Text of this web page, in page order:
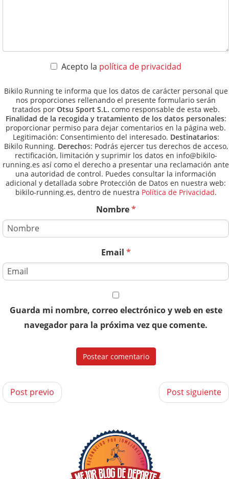
Acepto la política de privacidad
Bikilo Running te informa que los datos de carácter personal que
nos proporciones rellenando el presente formulario serán
tratados por Otsu Sport S.L. como responsable de esta web.
Finalidad de la recogida y tratamiento de los datos personales:
proporcionar permiso para dejar comentarios en la página web.
Legitimación: Consentimiento del interesado. Destinatarios:
Bikilo Running. Derechos: Podrás ejercer tus derechos de acceso,
rectificación, limitación y suprimir los datos en info@bikilo-
running.es así como el derecho a presentar una reclamación ante
una autoridad de control. Puedes consultar la información
adicional y detallada sobre Protección de Datos en nuestra web:
bikilo-running.es, dentro de nuestra Política de Privacidad.
Nombre*
Email *
Guarda mi nombre, correo electrónico y web en este
navegador para la próxima vez que comente.
Post previo Post siguiente